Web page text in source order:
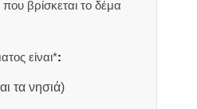
που βρίσκεται το δέμα
είναι*:
τα νησιά)